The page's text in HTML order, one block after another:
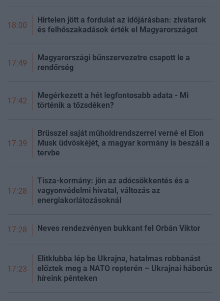
18:00
Hirtelen jött a fordulat az időjárásban: zivatarok
és felhőszakadások érték el Magyarországot
17:49
Magyarországi bűnszervezetre csapott le a
rendőrség
17:42
Megérkezett a hét legfontosabb adata - Mi
történik a tőzsdéken?
17:39
Brüsszel saját műholdrendszerrel verné el Elon
Musk üdvöskéjét, a magyar kormány is beszáll a
tervbe
17:28
Tisza-kormány: jön az adócsökkentés és a
vagyonvédelmi hivatal, változás az
energiakorlátozásoknál
17:28 Neves rendezvényen bukkant fel Orbán Viktor
17:23
Elitklubba lép be Ukrajna, hatalmas robbanást
előztek meg a NATO repterén – Ukrajnai háborús
híreink pénteken